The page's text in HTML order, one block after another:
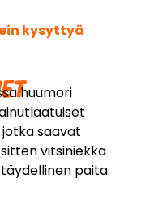
huumori
saavat
vitsiniekka
paita.
kysyttyä